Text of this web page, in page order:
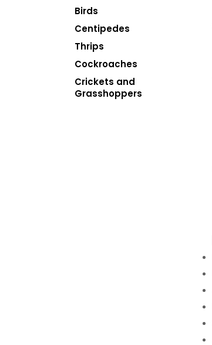
Birds
Centipedes
Thrips
Cockroaches
Crickets and
Grasshoppers